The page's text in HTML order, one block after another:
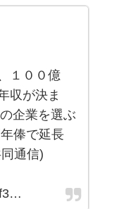
１００億
収が決ま
企業を選ぶ
年俸で延長
通信)